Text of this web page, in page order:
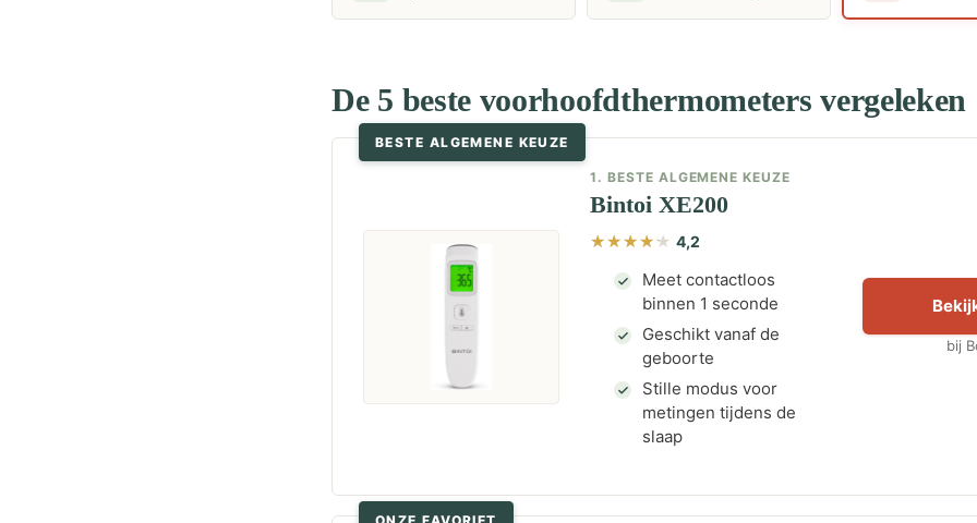
De 5 beste voorhoofdthermometers vergeleken
BESTE ALGEMENE KEUZE
1. BESTE ALGEMENE KEUZE
Bintoi XE200
4,2
Meet contactloos
binnen 1 seconde
Geschikt vanaf de
geboorte
Stille modus voor
metingen tijdens de
slaap
bij